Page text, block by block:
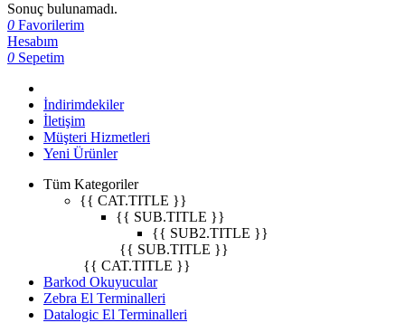
Sonuç bulunamadı.
0 Favorilerim
Hesabım
0 Sepetim
İndirimdekiler
İletişim
Müşteri Hizmetleri
Yeni Ürünler
Tüm Kategoriler
{{ CAT.TITLE }}
{{ SUB.TITLE }}
{{ SUB2.TITLE }}
{{ SUB.TITLE }}
{{ CAT.TITLE }}
Barkod Okuyucular
Zebra El Terminalleri
Datalogic El Terminalleri